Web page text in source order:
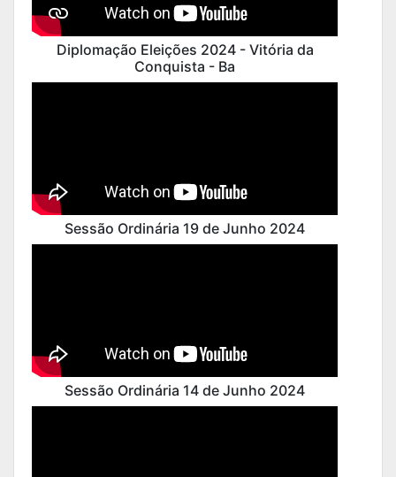
Diplomação Eleições 2024 - Vitória da
Conquista - Ba
Sessão Ordinária 19 de Junho 2024
Sessão Ordinária 14 de Junho 2024